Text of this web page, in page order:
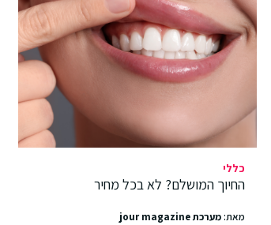
כללי
החיוך המושלם? לא בכל מחיר
מאת:מערכת jour magazine